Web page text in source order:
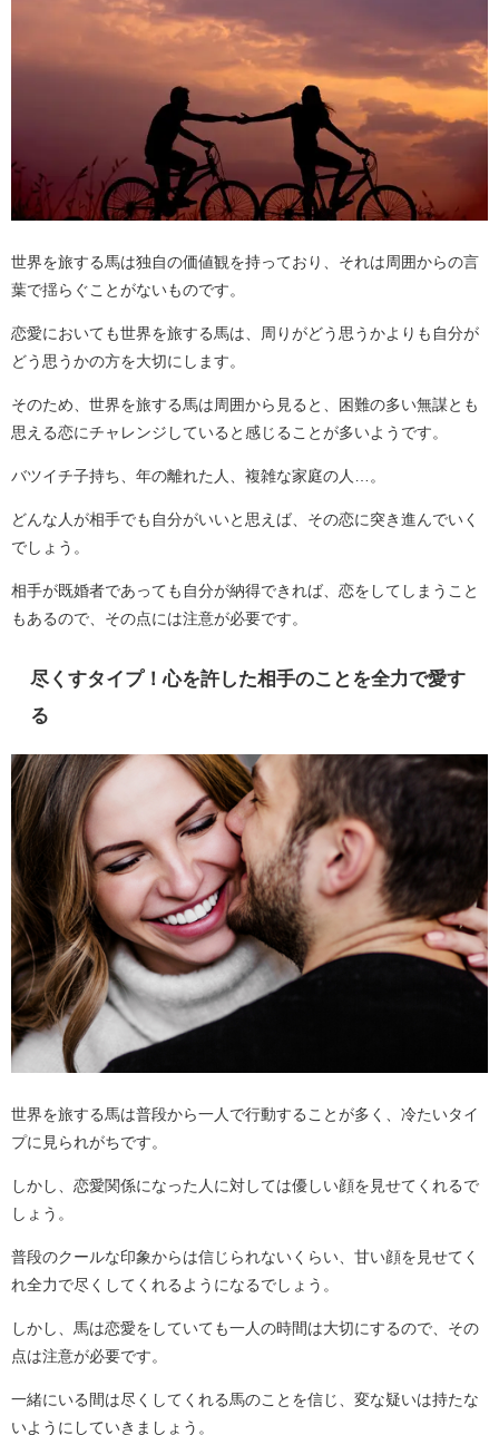
世界を旅する馬は独自の価値観を持っており、それは周囲からの言
葉で揺らぐことがないものです。
恋愛においても世界を旅する馬は、周りがどう思うかよりも自分が
どう思うかの方を大切にします。
そのため、世界を旅する馬は周囲から見ると、困難の多い無謀とも
思える恋にチャレンジしていると感じることが多いようです。
バツイチ子持ち、年の離れた人、複雑な家庭の人…。
どんな人が相手でも自分がいいと思えば、その恋に突き進んでいく
でしょう。
相手が既婚者であっても自分が納得できれば、恋をしてしまうこと
もあるので、その点には注意が必要です。
尽くすタイプ！心を許した相手のことを全力で愛す
る
世界を旅する馬は普段から一人で行動することが多く、冷たいタイ
プに見られがちです。
しかし、恋愛関係になった人に対しては優しい顔を見せてくれるで
しょう。
普段のクールな印象からは信じられないくらい、甘い顔を見せてく
れ全力で尽くしてくれるようになるでしょう。
しかし、馬は恋愛をしていても一人の時間は大切にするので、その
点は注意が必要です。
一緒にいる間は尽くしてくれる馬のことを信じ、変な疑いは持たな
いようにしていきましょう。